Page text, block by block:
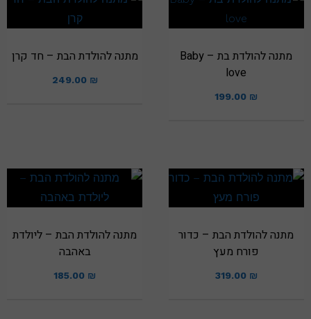
מתנה להולדת בת – Baby
love
199.00 ₪
מתנה להולדת הבת – חד קרן
249.00 ₪
מתנה להולדת הבת – כדור
פורח מעץ
319.00 ₪
מתנה להולדת הבת – ליולדת
באהבה
185.00 ₪